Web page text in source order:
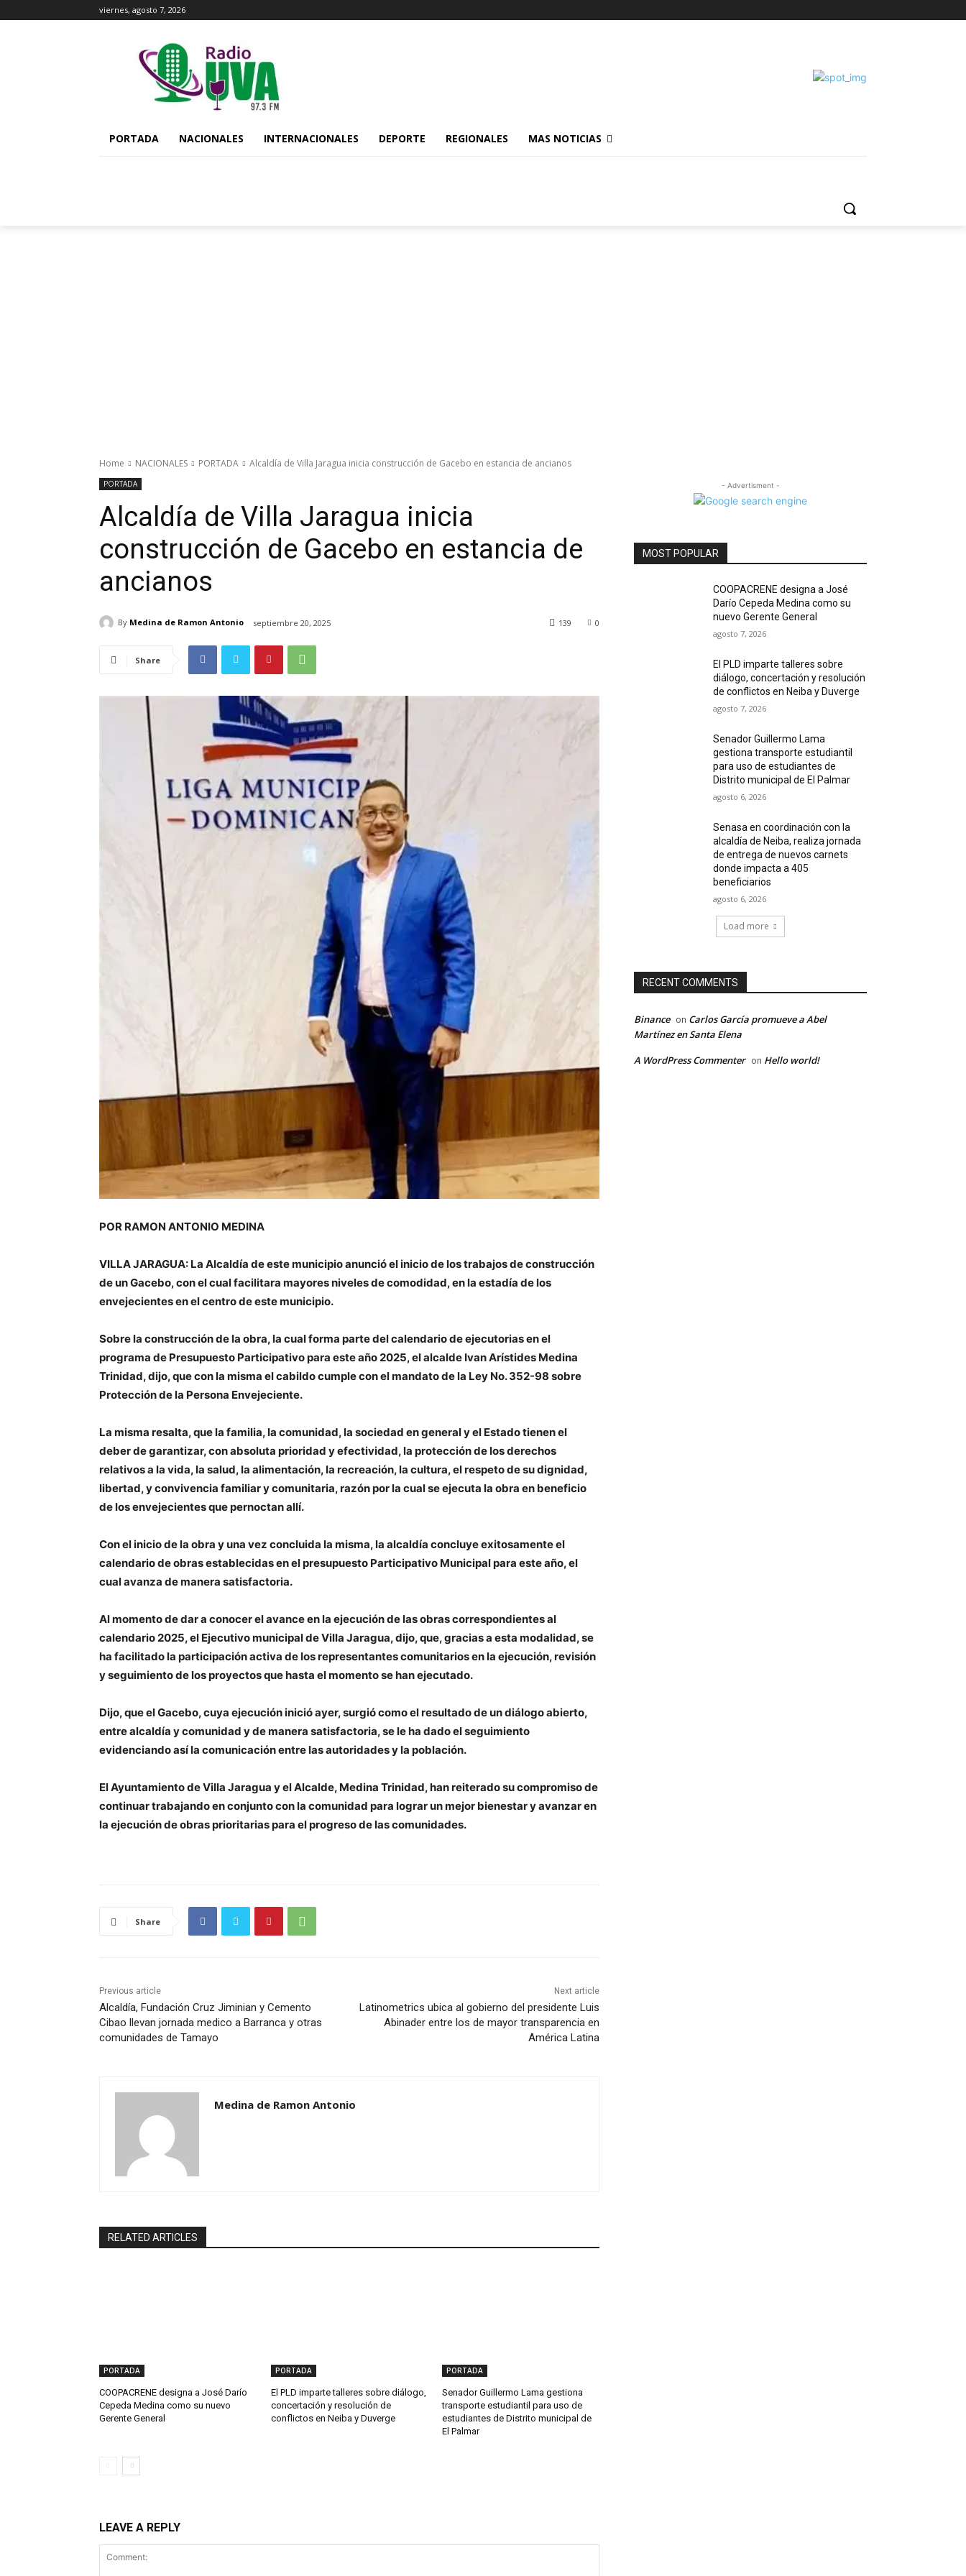
viernes, agosto 7, 2026
PORTADA NACIONALES INTERNACIONALES DEPORTE REGIONALES MAS NOTICIAS
Home NACIONALES PORTADA Alcaldía de Villa Jaragua inicia construcción de Gacebo en estancia de ancianos
PORTADA
Alcaldía de Villa Jaragua inicia
construcción de Gacebo en estancia de
ancianos
By Medina de Ramon Antonio septiembre 20, 2025 0
139
Share
POR RAMON ANTONIO MEDINA
VILLA JARAGUA: La Alcaldía de este municipio anunció el inicio de los trabajos de construcción
de un Gacebo, con el cual facilitara mayores niveles de comodidad, en la estadía de los
envejecientes en el centro de este municipio.
Sobre la construcción de la obra, la cual forma parte del calendario de ejecutorias en el
programa de Presupuesto Participativo para este año 2025, el alcalde Ivan Arístides Medina
Trinidad, dijo, que con la misma el cabildo cumple con el mandato de la Ley No. 352-98 sobre
Protección de la Persona Envejeciente.
La misma resalta, que la familia, la comunidad, la sociedad en general y el Estado tienen el
deber de garantizar, con absoluta prioridad y efectividad, la protección de los derechos
relativos a la vida, la salud, la alimentación, la recreación, la cultura, el respeto de su dignidad,
libertad, y convivencia familiar y comunitaria, razón por la cual se ejecuta la obra en beneficio
de los envejecientes que pernoctan allí.
Con el inicio de la obra y una vez concluida la misma, la alcaldía concluye exitosamente el
calendario de obras establecidas en el presupuesto Participativo Municipal para este año, el
cual avanza de manera satisfactoria.
Al momento de dar a conocer el avance en la ejecución de las obras correspondientes al
calendario 2025, el Ejecutivo municipal de Villa Jaragua, dijo, que, gracias a esta modalidad, se
ha facilitado la participación activa de los representantes comunitarios en la ejecución, revisión
y seguimiento de los proyectos que hasta el momento se han ejecutado.
Dijo, que el Gacebo, cuya ejecución inició ayer, surgió como el resultado de un diálogo abierto,
entre alcaldía y comunidad y de manera satisfactoria, se le ha dado el seguimiento
evidenciando así la comunicación entre las autoridades y la población.
El Ayuntamiento de Villa Jaragua y el Alcalde, Medina Trinidad, han reiterado su compromiso de
continuar trabajando en conjunto con la comunidad para lograr un mejor bienestar y avanzar en
la ejecución de obras prioritarias para el progreso de las comunidades.
Share
Previous article
Alcaldía, Fundación Cruz Jiminian y Cemento
Cibao llevan jornada medico a Barranca y otras
comunidades de Tamayo
Next article
Latinometrics ubica al gobierno del presidente Luis
Abinader entre los de mayor transparencia en
América Latina
Medina de Ramon Antonio
RELATED ARTICLES
PORTADA
COOPACRENE designa a José Darío
Cepeda Medina como su nuevo
Gerente General
PORTADA
El PLD imparte talleres sobre diálogo,
concertación y resolución de
conflictos en Neiba y Duverge
PORTADA
Senador Guillermo Lama gestiona
transporte estudiantil para uso de
estudiantes de Distrito municipal de
El Palmar
LEAVE A REPLY
- Advertisment -
MOST POPULAR
COOPACRENE designa a José
Darío Cepeda Medina como su
nuevo Gerente General
agosto 7, 2026
El PLD imparte talleres sobre
diálogo, concertación y resolución
de conflictos en Neiba y Duverge
agosto 7, 2026
Senador Guillermo Lama
gestiona transporte estudiantil
para uso de estudiantes de
Distrito municipal de El Palmar
agosto 6, 2026
Senasa en coordinación con la
alcaldía de Neiba, realiza jornada
de entrega de nuevos carnets
donde impacta a 405
beneficiarios
agosto 6, 2026
Load more
RECENT COMMENTS
Binance on Carlos García promueve a Abel
Martínez en Santa Elena
A WordPress Commenter on Hello world!